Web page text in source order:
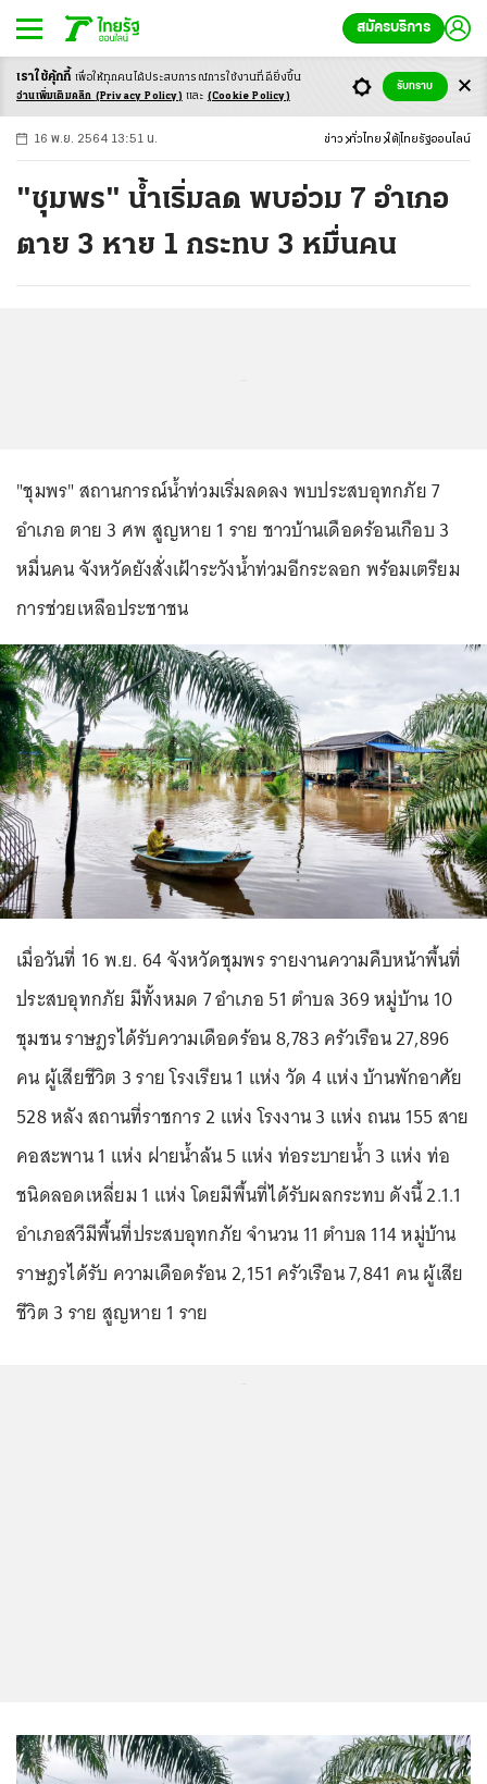
สมัครบริการ
-ก ก ก+
16 พ.ย. 2564 13:51 น. ข่าว ทั่วไทย ใต้ ไทยรัฐออนไลน์
"ชุมพร" น้ำเริ่มลด พบอ่วม 7 อำเภอ
ตาย 3 หาย 1 กระทบ 3 หมื่นคน
"ชุมพร" สถานการณ์น้ำท่วมเริ่มลดลง พบประสบอุทกภัย 7
อำเภอ ตาย 3 ศพ สูญหาย 1 ราย ชาวบ้านเดือดร้อนเกือบ 3
หมื่นคน จังหวัดยังสั่งเฝ้าระวังน้ำท่วมอีกระลอก พร้อมเตรียม
การช่วยเหลือประชาชน
เมื่อวันที่ 16 พ.ย. 64 จังหวัดชุมพร รายงานความคืบหน้าพื้นที่
ประสบอุทกภัย มีทั้งหมด 7 อำเภอ 51 ตำบล 369 หมู่บ้าน 10
ชุมชน ราษฎรได้รับความเดือดร้อน 8,783 ครัวเรือน 27,896
คน ผู้เสียชีวิต 3 ราย โรงเรียน 1 แห่ง วัด 4 แห่ง บ้านพักอาศัย
528 หลัง สถานที่ราชการ 2 แห่ง โรงงาน 3 แห่ง ถนน 155 สาย
คอสะพาน 1 แห่ง ฝายน้ำล้น 5 แห่ง ท่อระบายน้ำ 3 แห่ง ท่อ
ชนิดลอดเหลี่ยม 1 แห่ง โดยมีพื้นที่ได้รับผลกระทบ ดังนี้ 2.1.1
อำเภอสวีมีพื้นที่ประสบอุทกภัย จำนวน 11 ตำบล 114 หมู่บ้าน
ราษฎรได้รับ ความเดือดร้อน 2,151 ครัวเรือน 7,841 คน ผู้เสีย
ชีวิต 3 ราย สูญหาย 1 ราย
เราใช้คุ้กกี้ เพื่อให้ทุกคนได้ประสบการณ์การใช้งานที่ดียิ่งขึ้น
อ่านเพิ่มเติมคลิก (Privacy Policy) และ (Cookie Policy)
รับทราบ